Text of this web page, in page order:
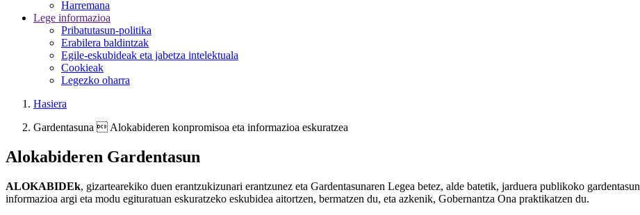
Harremana
Lege informazioa
Pribatutasun-politika
Erabilera baldintzak
Egile-eskubideak eta jabetza intelektuala
Cookieak
Legezko oharra
Hasiera
Gardentasuna  Alokabideren konpromisoa eta informazioa eskuratzea
Alokabideren Gardentasun
ALOKABIDEk, gizartearekiko duen erantzukizunari erantzunez eta Gardentasunaren Legea betez, alde batetik, jarduera publikoko
informazioa argi eta modu egituratuan eskuratzeko eskubidea aitortzen, bermatzen du, eta azkenik, Gobernantza Ona praktikatzen du.